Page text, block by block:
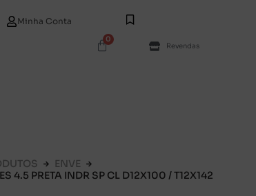
Minha Conta
0
Revendas
ENVE
4.5 PRETA INDR SP CL D12X100 / T12X142